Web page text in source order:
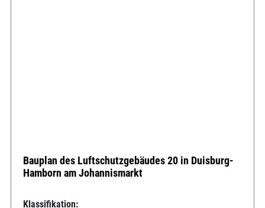
Bauplan des Luftschutzgebäudes 20 in Duisburg-
Hamborn am Johannismarkt
Klassifikation: